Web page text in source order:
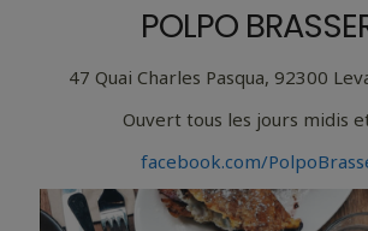
POLPO
47 Quai Charles Pasqua, 92300
Ouvert tous les jours midis
facebook.com/